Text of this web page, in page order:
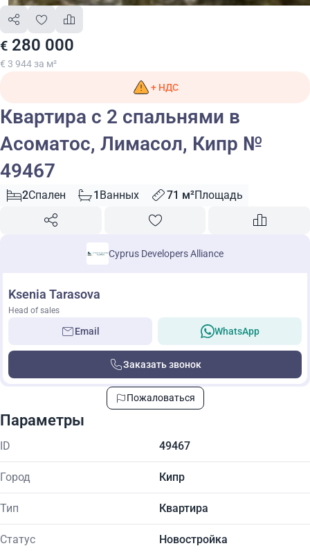
€ 280 000
€ 3 944 за м²
+ НДС
Квартира с 2 спальнями в
Асоматос, Лимасол, Кипр №
49467
2Спален 1 Ванных 71 м²Площадь
Cyprus Developers Alliance
Ksenia Tarasova
Head of sales
Email WhatsApp
Заказать звонок
Пожаловаться
Параметры
ID 49467
Город Кипр
Тип Квартира
Статус Новостройка